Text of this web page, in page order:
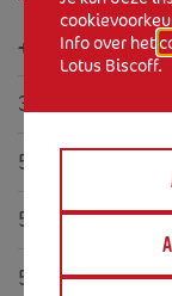
+/- 12 Lotus
305 g
500 ml
500 g
5 bananen, in
Info over het
Lotus Biscoff.